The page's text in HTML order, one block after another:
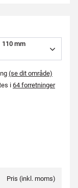
1 10 mm
(se dit område)
i64 forretninger
Pris (inkl. moms)